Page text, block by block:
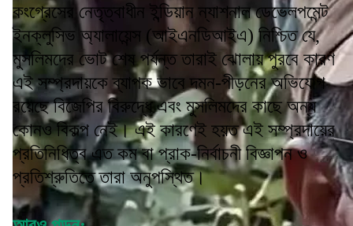
কংগ্রেসের নেতৃত্বাধীন ইন্ডিয়ান ন্যাশনাল ডেভেলপমেন্ট
ইনক্লুসিভ অ্যালায়েন্স (আইএনডিআইএ) নিশ্চিত যে,
মুসলিমদের ভোট শেষ পর্যন্ত তারাই ঝোলায় পুরবে কারণ
এই সম্প্রদায়কে ব্যাপক ভাবে দমন-পীড়নের অভিযোগ
রয়েছে বিজেপির বিরুদ্ধে এবং মুসলিমদের কাছে অন্য
কোনও বিকল্প নেই। এই কারণেই হয়ত এই সম্প্রদায়ের
প্রতিনিধিত্ব এত কম বা প্রাক-নির্বাচনী বিজ্ঞাপন ও
প্রতিশ্রুতিতে তারা অনুপস্থিত।